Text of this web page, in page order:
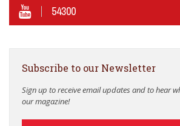
54300
Subscribe to our Newsletter
Sign up to receive email updates and to hear
our magazine!